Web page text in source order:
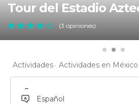
Tour del Estadio
(3 opiniones)
Actividades Actividades en México
Español